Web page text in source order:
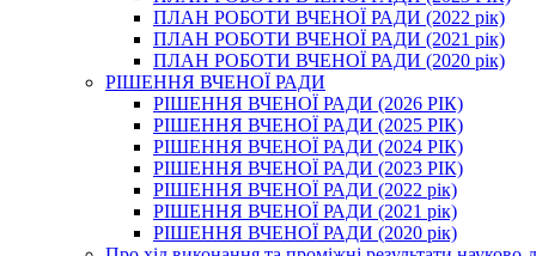
ПЛАН РОБОТИ ВЧЕНОЇ РАДИ (2022 рік)
ПЛАН РОБОТИ ВЧЕНОЇ РАДИ (2021 рік)
ПЛАН РОБОТИ ВЧЕНОЇ РАДИ (2020 рік)
РІШЕННЯ ВЧЕНОЇ РАДИ
РІШЕННЯ ВЧЕНОЇ РАДИ (2026 РІК)
РІШЕННЯ ВЧЕНОЇ РАДИ (2025 РІК)
РІШЕННЯ ВЧЕНОЇ РАДИ (2024 РІК)
РІШЕННЯ ВЧЕНОЇ РАДИ (2023 РІК)
РІШЕННЯ ВЧЕНОЇ РАДИ (2022 рік)
РІШЕННЯ ВЧЕНОЇ РАДИ (2021 рік)
РІШЕННЯ ВЧЕНОЇ РАДИ (2020 рік)